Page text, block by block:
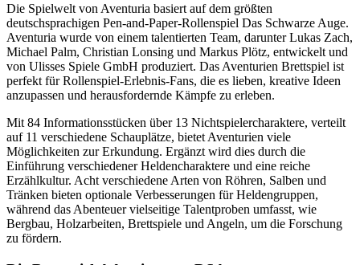
Die Spielwelt von Aventuria basiert auf dem größten
deutschsprachigen Pen-and-Paper-Rollenspiel Das Schwarze Auge.
Aventuria wurde von einem talentierten Team, darunter Lukas Zach,
Michael Palm, Christian Lonsing und Markus Plötz, entwickelt und
von Ulisses Spiele GmbH produziert. Das Aventurien Brettspiel ist
perfekt für Rollenspiel-Erlebnis-Fans, die es lieben, kreative Ideen
anzupassen und herausfordernde Kämpfe zu erleben.
Mit 84 Informationsstücken über 13 Nichtspielercharaktere, verteilt
auf 11 verschiedene Schauplätze, bietet Aventurien viele
Möglichkeiten zur Erkundung. Ergänzt wird dies durch die
Einführung verschiedener Heldencharaktere und eine reiche
Erzählkultur. Acht verschiedene Arten von Röhren, Salben und
Tränken bieten optionale Verbesserungen für Heldengruppen,
während das Abenteuer vielseitige Talentproben umfasst, wie
Bergbau, Holzarbeiten, Brettspiele und Angeln, um die Forschung
zu fördern.